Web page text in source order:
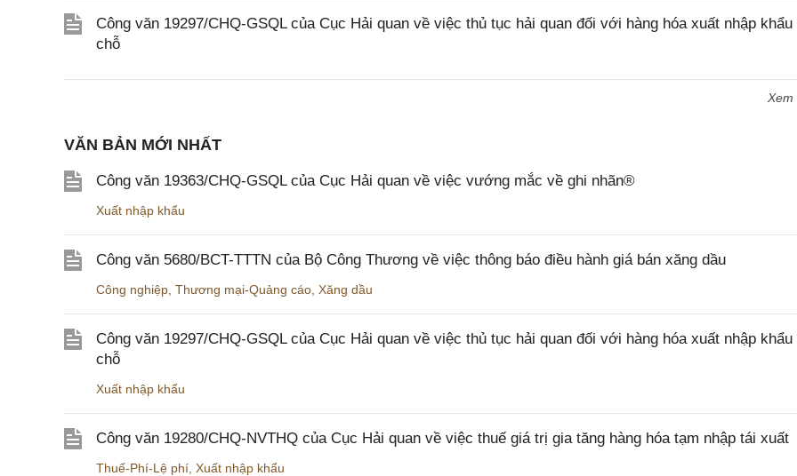
Công văn 19297/CHQ-GSQL của Cục Hải quan về việc thủ tục hải quan đối với hàng hóa xuất nhập khẩu
chỗ
Xem
VĂN BẢN MỚI NHẤT
Công văn 19363/CHQ-GSQL của Cục Hải quan về việc vướng mắc về ghi nhãn®
Xuất nhập khẩu
Công văn 5680/BCT-TTTN của Bộ Công Thương về việc thông báo điều hành giá bán xăng dầu
Công nghiệp Thương mại-Quảng cáo Xăng dầu
Công văn 19297/CHQ-GSQL của Cục Hải quan về việc thủ tục hải quan đối với hàng hóa xuất nhập khẩu
chỗ
Xuất nhập khẩu
Công văn 19280/CHQ-NVTHQ của Cục Hải quan về việc thuế giá trị gia tăng hàng hóa tạm nhập tái xuất
Thuế-Phí-Lệ phí Xuất nhập khẩu